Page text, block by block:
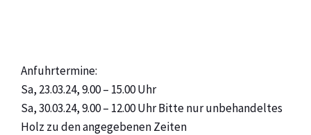
Anfuhrtermine:
Sa, 23.03.24, 9.00 – 15.00 Uhr
Sa, 30.03.24, 9.00 – 12.00 Uhr Bitte nur unbehandeltes
Holz zu den angegebenen Zeiten